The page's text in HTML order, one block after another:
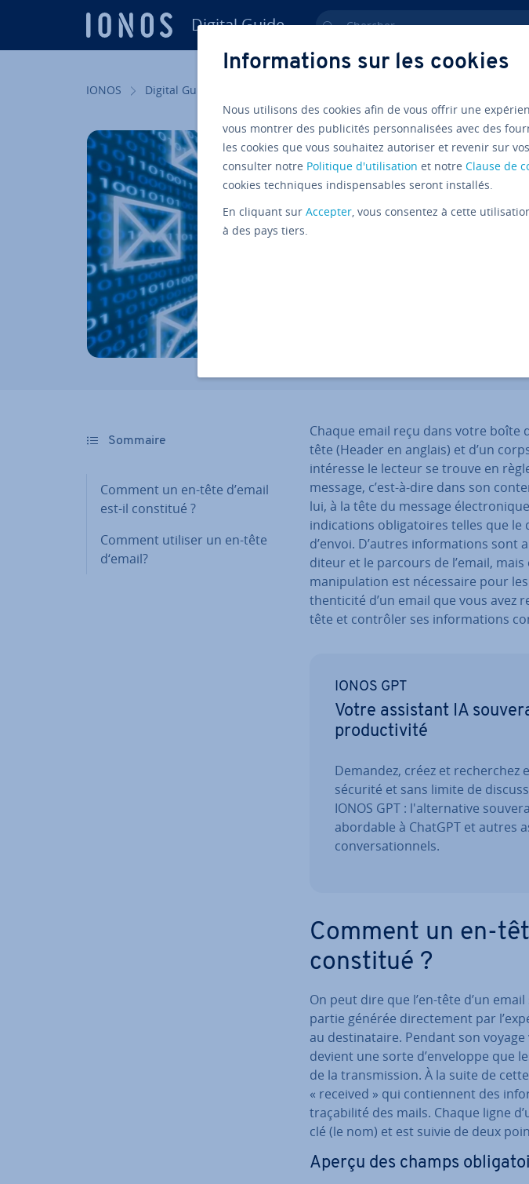
Digital Guide Chercher
IONOS Digital Guide
Sommaire
Comment un en-tête d’email
est-il constitué ?
Comment utiliser un en-tête
d‘email?
Chaque email reçu dans votre boîte
tête (Header en anglais) et d’un
intéresse le lecteur se trouve en
message, c’est-à-dire dans son
lui, à la tête du message
in­di­ca­tions obli­ga­toires telles que le
d’envoi. D’autres in­for­ma­tions sont
di­teur et le parcours de l’email,
ma­ni­pu­la­tion est né­ces­saire pour
then­ti­cité d’un email que vous avez
tête et contrôler ses in­for­ma­tions
IONOS GPT
Votre assistant IA
pro­duc­ti­vité
Demandez, créez et re­cher­chez
sécurité et sans limite de
IONOS GPT : l'al­ter­na­tive
abordable à ChatGPT et autres
con­ver­sa­tion­nels.
Comment un en-
constitué ?
On peut dire que l’en-tête d’un
partie générée di­rec­te­ment par
au des­ti­na­taire. Pendant son
devient une sorte d’enveloppe que
de la trans­mis­sion. À la suite de
« received » qui con­tien­nent des
tra­ça­bi­lité des mails. Chaque ligne
clé (le nom) et est suivie de deux
Aperçu des champs
Informations sur les cookies
Nous utilisons des cookies afin de vous offrir une
vous montrer des publicités personnalisées avec des
les cookies que vous souhaitez autoriser et revenir sur
consulter notre Politique d'utilisation et notre Clause de
cookies techniques indispensables seront installés.
En cliquant sur Accepter, vous consentez à cette
à des pays tiers.